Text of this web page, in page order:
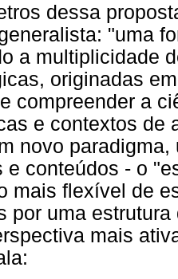
dessa
"uma
a multiplicidade
originadas
compreender a
e contextos de
novo
e conteúdos - o
mais flexível de
por uma
mais